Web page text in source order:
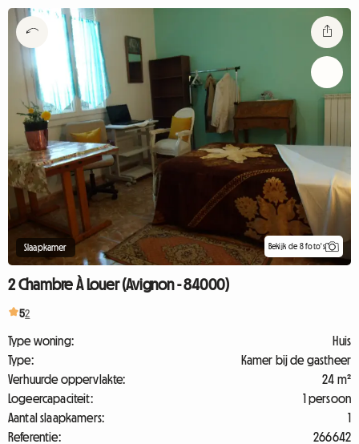
Slaapkamer Bekijk de 8 foto's
2 Chambre À Louer (Avignon - 84000)
52
Type woning:
Huis
Type:
Kamer bij de gastheer
Verhuurde oppervlakte:
24 m²
Logeercapaciteit:
1 persoon
Aantal slaapkamers:
1
Referentie:
266642